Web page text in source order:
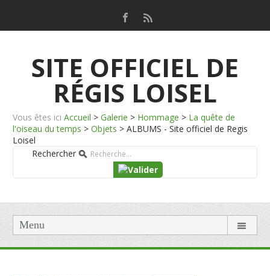
SITE OFFICIEL DE
RÉGIS LOISEL
Vous êtes ici Accueil > Galerie > Hommage > La quête de
l'oiseau du temps > Objets > ALBUMS - Site officiel de Regis
Loisel
Rechercher
Menu